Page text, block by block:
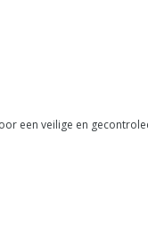
een veilige en